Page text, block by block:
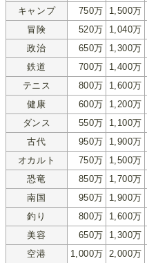
キャンプ
750万 1,500万
冒険
520万 1,040万
政治
650万 1,300万
鉄道
700万 1,400万
テニス
800万 1,600万
健康
600万 1,200万
ダンス
550万 1,100万
古代
950万 1,900万
オカルト
750万 1,500万
恐竜
850万 1,700万
南国
950万 1,900万
釣り
800万 1,600万
美容
650万 1,300万
空港
1,000万 2,000万